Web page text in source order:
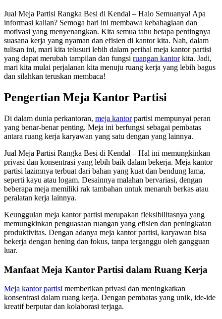
Jual Meja Partisi Rangka Besi di Kendal – Halo Semuanya! Apa
informasi kalian? Semoga hari ini membawa kebahagiaan dan
motivasi yang menyenangkan. Kita semua tahu betapa pentingnya
suasana kerja yang nyaman dan efisien di kantor kita. Nah, dalam
tulisan ini, mari kita telusuri lebih dalam perihal meja kantor partisi
yang dapat merubah tampilan dan fungsi ruangan kantorkita. Jadi,
mari kita mulai perjalanan kita menuju ruang kerja yang lebih bagus
dan silahkan teruskan membaca!
Pengertian Meja Kantor Partisi
Di dalam dunia perkantoran, meja kantorpartisi mempunyai peran
yang benar-benar penting. Meja ini berfungsi sebagai pembatas
antara ruang kerja karyawan yang satu dengan yang lainnya.
Jual Meja Partisi Rangka Besi di Kendal – Hal ini memungkinkan
privasi dan konsentrasi yang lebih baik dalam bekerja. Meja kantor
partisi lazimnya terbuat dari bahan yang kuat dan bendung lama,
seperti kayu atau logam. Desainnya malahan bervariasi, dengan
beberapa meja memiliki rak tambahan untuk menaruh berkas atau
peralatan kerja lainnya.
Keunggulan meja kantor partisi merupakan fleksibilitasnya yang
memungkinkan penguasaan ruangan yang efisien dan peningkatan
produktivitas. Dengan adanya meja kantor partisi, karyawan bisa
bekerja dengan hening dan fokus, tanpa terganggu oleh gangguan
luar.
Manfaat Meja Kantor Partisi dalam Ruang Kerja
Meja kantor partisi memberikan privasi dan meningkatkan
konsentrasi dalam ruang kerja. Dengan pembatas yang unik, ide-ide
kreatif berputar dan kolaborasi terjaga.